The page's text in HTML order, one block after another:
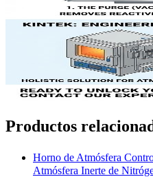
Productos
Horno de Atmósfera
Atmósfera Inerte de